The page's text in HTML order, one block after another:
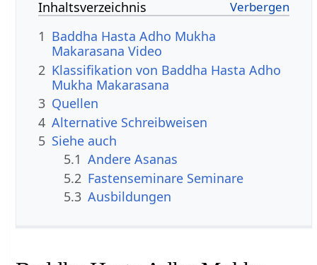
Inhaltsverzeichnis
1 Baddha Hasta Adho Mukha
Makarasana Video
2 Klassifikation von Baddha Hasta Adho
Mukha Makarasana
3 Quellen
4 Alternative Schreibweisen
5 Siehe auch
5.1 Andere Asanas
5.2 Fastenseminare Seminare
5.3 Ausbildungen